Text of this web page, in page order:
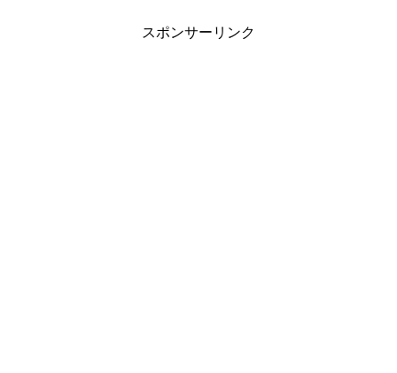
スポンサーリンク